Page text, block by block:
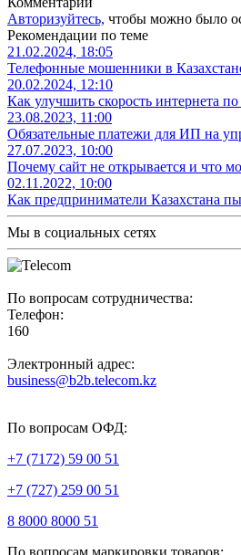
Авторизуйтесь, чтобы можно было
Рекомендации по теме
21.02.2024, 18:05
Телефонные мошенники в
20.02.2024, 12:10
Как улучшить скорость интернета
23.08.2023, 11:00
Обязательные платежи для ИП на
27.07.2023, 10:00
Почему сайт не открывается и что
02.11.2022, 10:00
Как предприниматели Казахстана
Мы в социальных сетях
По вопросам сотрудничества:
Телефон:
160
Электронный адрес:
business@b2b.telecom.kz
По вопросам ОФД:
+7 (7172) 59 00 51
+7 (727) 259 00 51
8 8000 8000 51
По вопросам маркировки товаров: